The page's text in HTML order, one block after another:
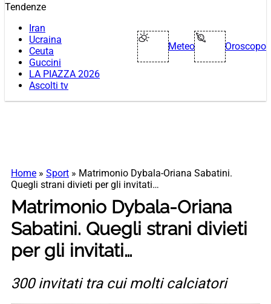
Tendenze
Iran
Ucraina
Ceuta
Guccini
LA PIAZZA 2026
Ascolti tv
Meteo Oroscopo
Home » Sport » Matrimonio Dybala-Oriana Sabatini.
Quegli strani divieti per gli invitati…
Matrimonio Dybala-Oriana
Sabatini. Quegli strani divieti
per gli invitati…
300 invitati tra cui molti calciatori